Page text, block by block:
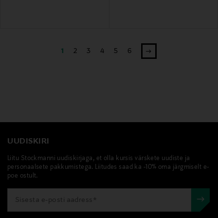
1 2 3 4 5 6
UUDISKIRI
Liitu Stockmanni uudiskirjaga, et olla kursis värskete uudiste ja
personaalsete pakkumistega. Liitudes saad ka -10% oma järgmiselt e-
poe ostult.